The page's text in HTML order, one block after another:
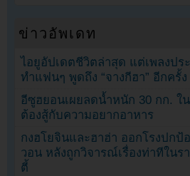
ข่าวอัพเดท
ไอยูอัปเดตชีวิตล่าสุด แต่เพลงปร
ทำแฟนๆ พูดถึง “จางกีฮา” อีกครั้ง
อีซูฮยอนเผยลดน้ำหนัก 30 กก. ใ
ต้องสู้กับความอยากอาหาร
กงฮโยจินและฮาฮ่า ออกโรงปกป้
วอน หลังถูกวิจารณ์เรื่องท่าทีในร
ตี้